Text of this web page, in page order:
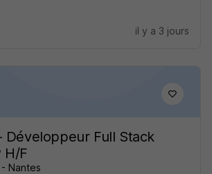
il y a 3 jours
Développeur Full Stack
H/F
Nantes